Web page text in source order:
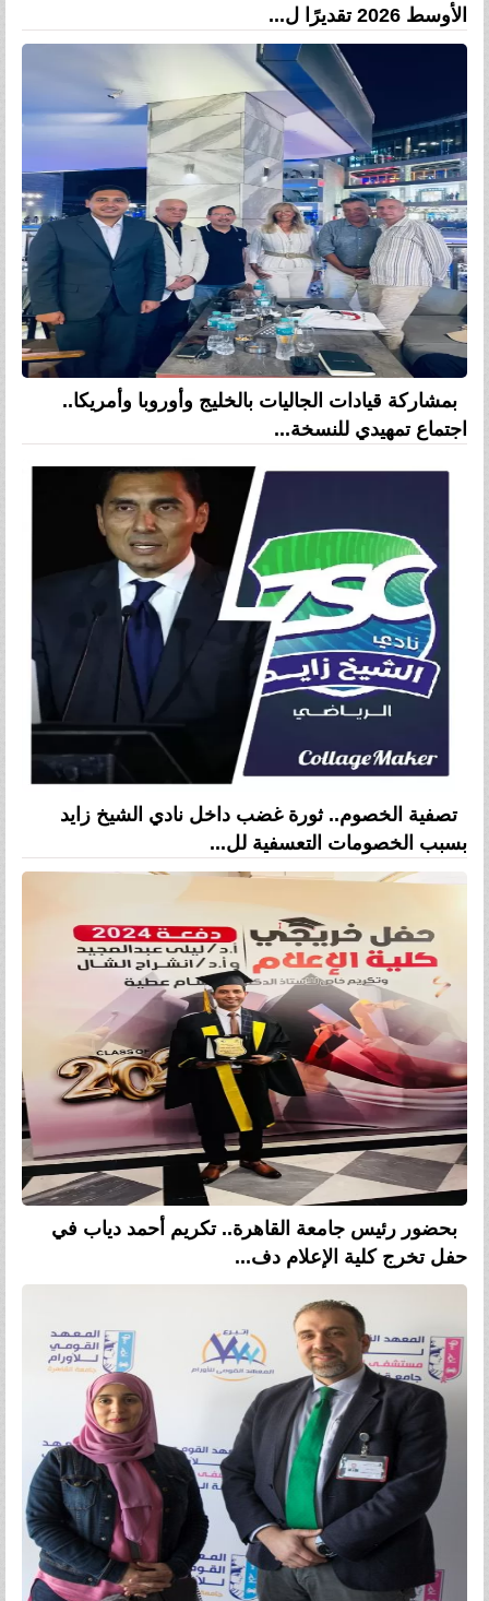
الأوسط 2026 تقديرًا ل...
بمشاركة قيادات الجاليات بالخليج وأوروبا وأمريكا..
اجتماع تمهيدي للنسخة...
تصفية الخصوم.. ثورة غضب داخل نادي الشيخ زايد
بسبب الخصومات التعسفية لل...
بحضور رئيس جامعة القاهرة.. تكريم أحمد دياب في
حفل تخرج كلية الإعلام دف...